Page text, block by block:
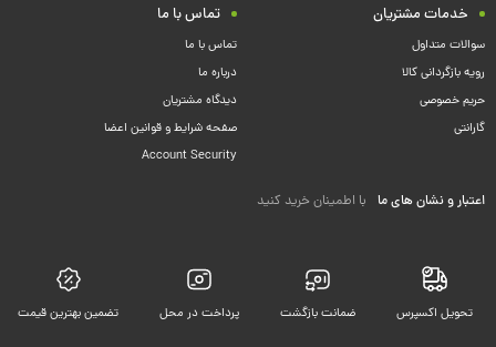
خدمات مشتریان
سوالات متداول
رویه بازگردانی کالا
حریم خصوصی
گارانتی
تماس با ما
تماس با ما
درباره ما
دیدگاه مشتریان
صفحه شرایط و قوانین اعضا
Account Security
اعتبار و نشان های ما با اطمینان خرید کنید
تحویل اکسپرس ضمانت بازگشت پرداخت در محل تضمین بهترین قیمت